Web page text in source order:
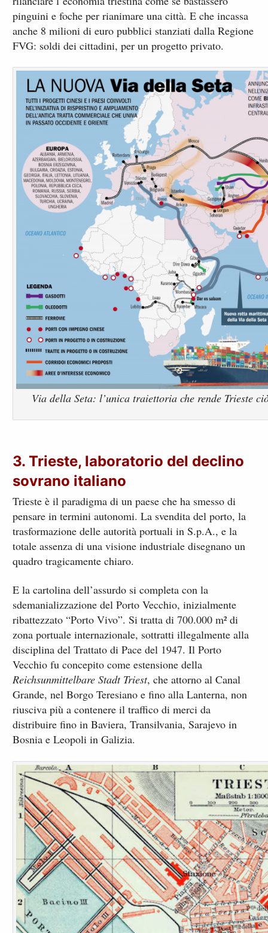
pinguini e foche per rianimare una città. E che incassa
anche 8 milioni di euro pubblici stanziati dalla Regione
FVG: soldi dei cittadini, per un progetto privato.
Via della Seta: l’unica traiettoria che rende Trieste
3. Trieste, laboratorio del declino
sovrano italiano
Trieste è il paradigma di un paese che ha smesso di
pensare in termini autonomi. La svendita del porto, la
trasformazione delle autorità portuali in S.p.A., e la
totale assenza di una visione industriale disegnano un
quadro tragicamente chiaro.
E la cartolina dell’assurdo si completa con la
sdemanializzazione del Porto Vecchio, inizialmente
ribattezzato “Porto Vivo”. Si tratta di 700.000 m² di
zona portuale internazionale, sottratti illegalmente alla
disciplina del Trattato di Pace del 1947. Il Porto
Vecchio fu concepito come estensione della
Reichsunmittelbare Stadt Triest, che attorno al Canal
Grande, nel Borgo Teresiano e fino alla Lanterna, non
riusciva più a contenere il traffico di merci da
distribuire fino in Baviera, Transilvania, Sarajevo in
Bosnia e Leopoli in Galizia.